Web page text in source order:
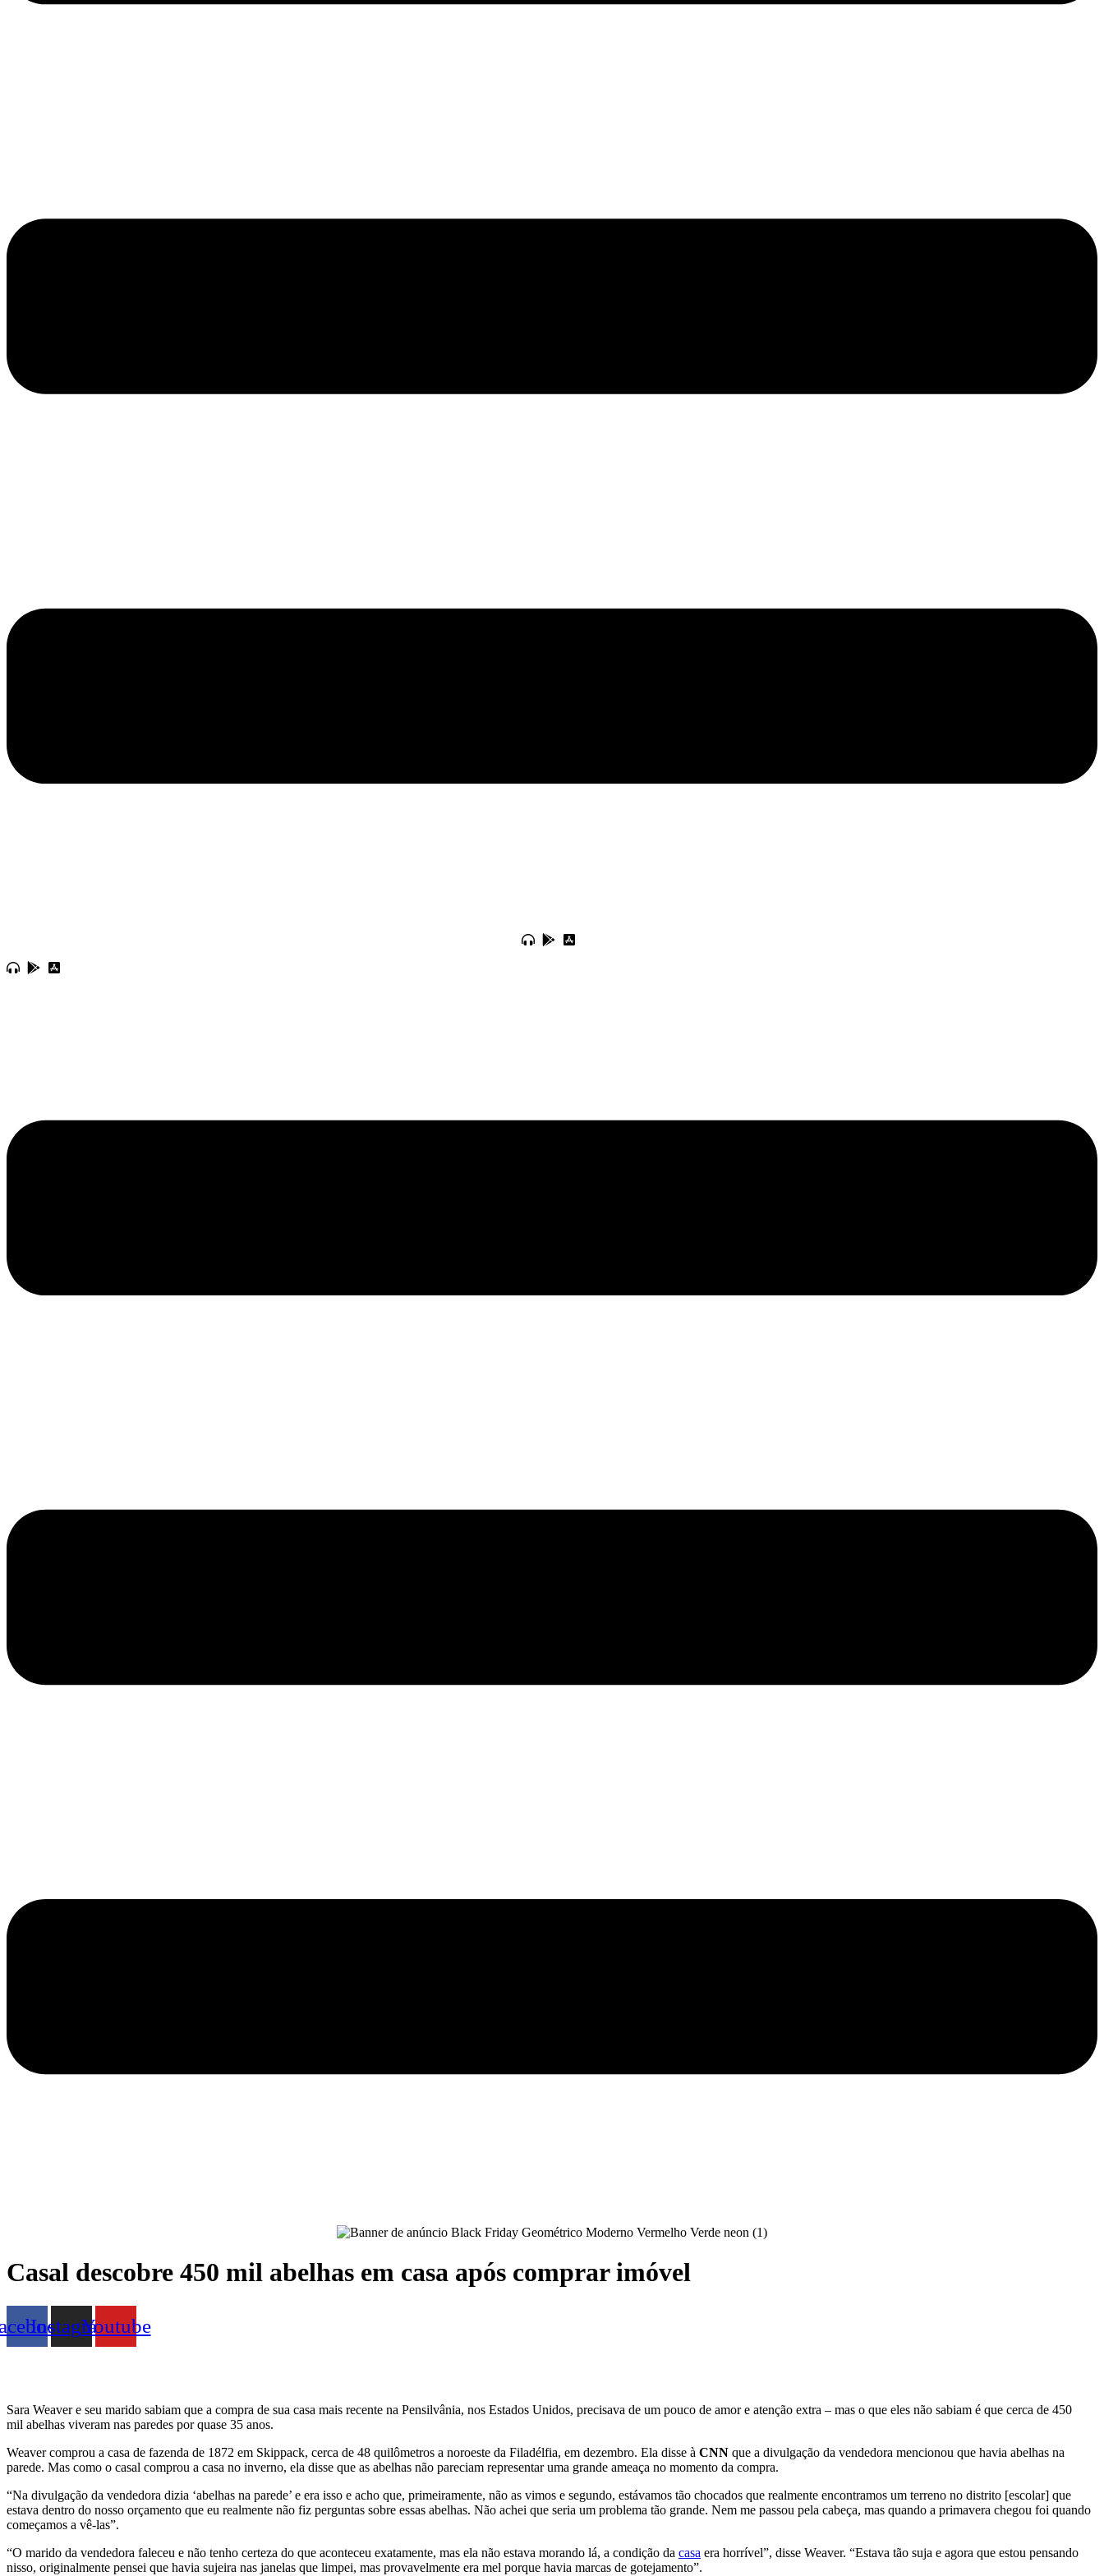
Casal descobre 450 mil abelhas em casa após comprar imóvel
InstagramYoutube
Sara Weaver e seu marido sabiam que a compra de sua casa mais recente na Pensilvânia, nos Estados Unidos, precisava de um pouco de amor e atenção extra – mas o que eles não sabiam é que cerca de 450
mil abelhas viveram nas paredes por quase 35 anos.
Weaver comprou a casa de fazenda de 1872 em Skippack, cerca de 48 quilômetros a noroeste da Filadélfia, em dezembro. Ela disse à CNN que a divulgação da vendedora mencionou que havia abelhas na
parede. Mas como o casal comprou a casa no inverno, ela disse que as abelhas não pareciam representar uma grande ameaça no momento da compra.
“Na divulgação da vendedora dizia ‘abelhas na parede’ e era isso e acho que, primeiramente, não as vimos e segundo, estávamos tão chocados que realmente encontramos um terreno no distrito [escolar] que
estava dentro do nosso orçamento que eu realmente não fiz perguntas sobre essas abelhas. Não achei que seria um problema tão grande. Nem me passou pela cabeça, mas quando a primavera chegou foi quando
começamos a vê-las”.
“O marido da vendedora faleceu e não tenho certeza do que aconteceu exatamente, mas ela não estava morando lá, a condição da casa era horrível”, disse Weaver. “Estava tão suja e agora que estou pensando
nisso, originalmente pensei que havia sujeira nas janelas que limpei, mas provavelmente era mel porque havia marcas de gotejamento”.